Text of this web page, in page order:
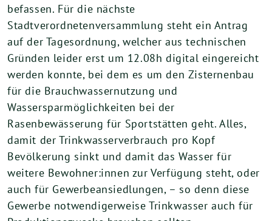
befassen. Für die nächste
Stadtverordnetenversammlung steht ein Antrag
auf der Tagesordnung, welcher aus technischen
Gründen leider erst um 12.08h digital eingereicht
werden konnte, bei dem es um den Zisternenbau
für die Brauchwassernutzung und
Wassersparmöglichkeiten bei der
Rasenbewässerung für Sportstätten geht. Alles,
damit der Trinkwasserverbrauch pro Kopf
Bevölkerung sinkt und damit das Wasser für
weitere Bewohner:innen zur Verfügung steht, oder
auch für Gewerbeansiedlungen, – so denn diese
Gewerbe notwendigerweise Trinkwasser auch für